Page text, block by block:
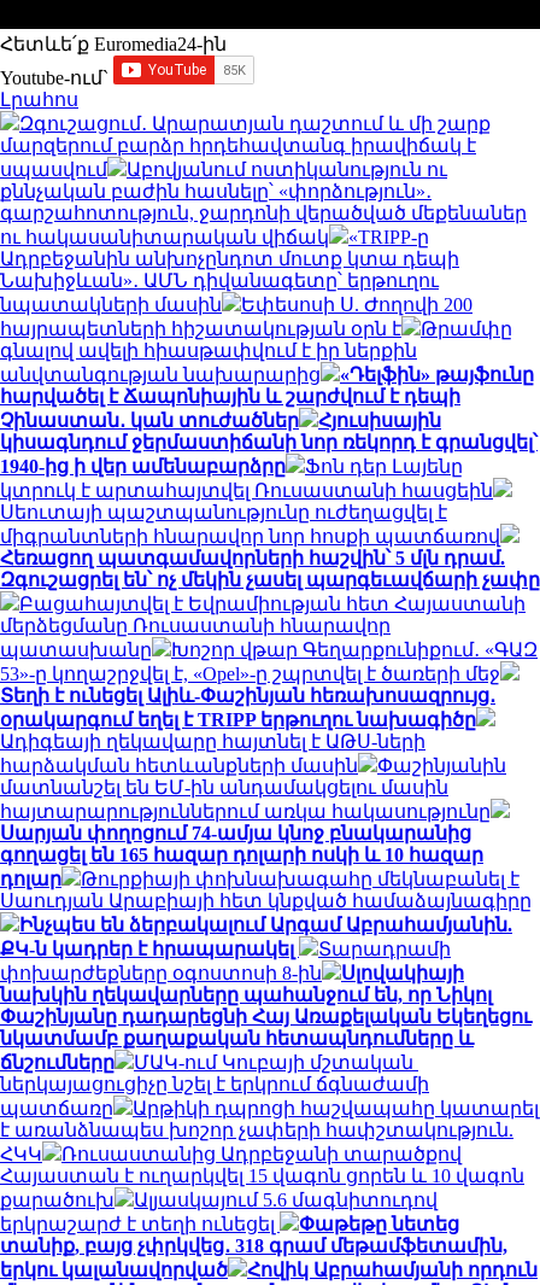
Հետևե՛ք Euromedia24-ին
Youtube-ում`
Լրահոս
Զգուշացում․ Արարատյան դաշտում և մի շարք
մարզերում բարձր հրդեհավտանգ իրավիճակ է
սպասվում
Աբովյանում ոստիկանություն ու
քննչական բաժին հասնելը՝ «փորձություն»․
գարշահոտություն, ջարդոնի վերածված մեքենաներ
ու հակասանիտարական վիճակ
«TRIPP-ը
Ադրբեջանին անխոչընդոտ մուտք կտա դեպի
Նախիջևան»․ ԱՄՆ դիվանագետը՝ երթուղու
նպատակների մասին
Եփեսոսի Ս. Ժողովի 200
հայրապետների հիշատակության օրն է
Թրամփը
գնալով ավելի հիասթափվում է իր ներքին
անվտանգության նախարարից
«Դելֆին» թայֆունը
հարվածել է Ճապոնիային և շարժվում է դեպի
Չինաստան․ կան տուժածներ
Հյուսիսային
կիսագնդում ջերմաստիճանի նոր ռեկորդ է գրանցվել՝
1940-ից ի վեր ամենաբարձրը
Ֆոն դեր Լայենը
կտրուկ է արտահայտվել Ռուսաստանի հասցեին
Սեուտայի ​​պաշտպանությունը ուժեղացվել է
միգրանտների հնարավոր նոր հոսքի պատճառով
Հեռացող պատգամավորների հաշվին՝ 5 մլն դրամ.
Զգուշացրել են՝ ոչ մեկին չասել պարգեւավճարի չափը
Բացահայտվել է Եվրամիության հետ Հայաստանի
մերձեցմանը Ռուսաստանի հնարավոր
պատասխանը
Խոշոր վթար Գեղարքունիքում․ «ԳԱԶ
53»-ը կողաշրջվել է, «Opel»-ը շպրտվել է ծառերի մեջ
Տեղի է ունեցել Ալիև-Փաշինյան հեռախոսազրույց․
օրակարգում եղել է TRIPP երթուղու նախագիծը
Ադիգեայի ղեկավարը հայտնել է ԱԹՍ-ների
հարձակման հետևանքների մասին
Փաշինյանին
մատնանշել են ԵՄ-ին անդամակցելու մասին
հայտարարություններում առկա հակասությունը
Սարյան փողոցում 74-ամյա կնոջ բնակարանից
գողացել են 165 հազար դոլարի ոսկի և 10 հազար
դոլար
Թուրքիայի փոխնախագահը մեկնաբանել է
Սաուդյան Արաբիայի հետ կնքված համաձայնագիրը
Ինչպես են ձերբակալում Արգամ Աբրահամյանին.
ՔԿ-ն կադրեր է հրապարակել
Տարադրամի
փոխարժեքները օգոստոսի 8-ին
Սլովակիայի
նախկին ղեկավարները պահանջում են, որ Նիկոլ
Փաշինյանը դադարեցնի Հայ Առաքելական Եկեղեցու
նկատմամբ քաղաքական հետապնդումները և
ճնշումները
ՄԱԿ-ում Կուբայի մշտական ​​
ներկայացուցիչը նշել է երկրում ճգնաժամի
պատճառը
Արթիկի դպրոցի հաշվապահը կատարել
է առանձնապես խոշոր չափերի հափշտակություն.
ՀԿԿ
Ռուսաստանից Ադրբեջանի տարածքով
Հայաստան է ուղարկվել 15 վագոն ցորեն և 10 վագոն
քարածուխ
Ալյասկայում 5.6 մագնիտուդով
երկրաշարժ է տեղի ունեցել
Փաթեթը նետեց
տանիք, բայց չփրկվեց․ 318 գրամ մեթամֆետամին,
երկու կալանավորված
Հովիկ Աբրահամյանի որդուն